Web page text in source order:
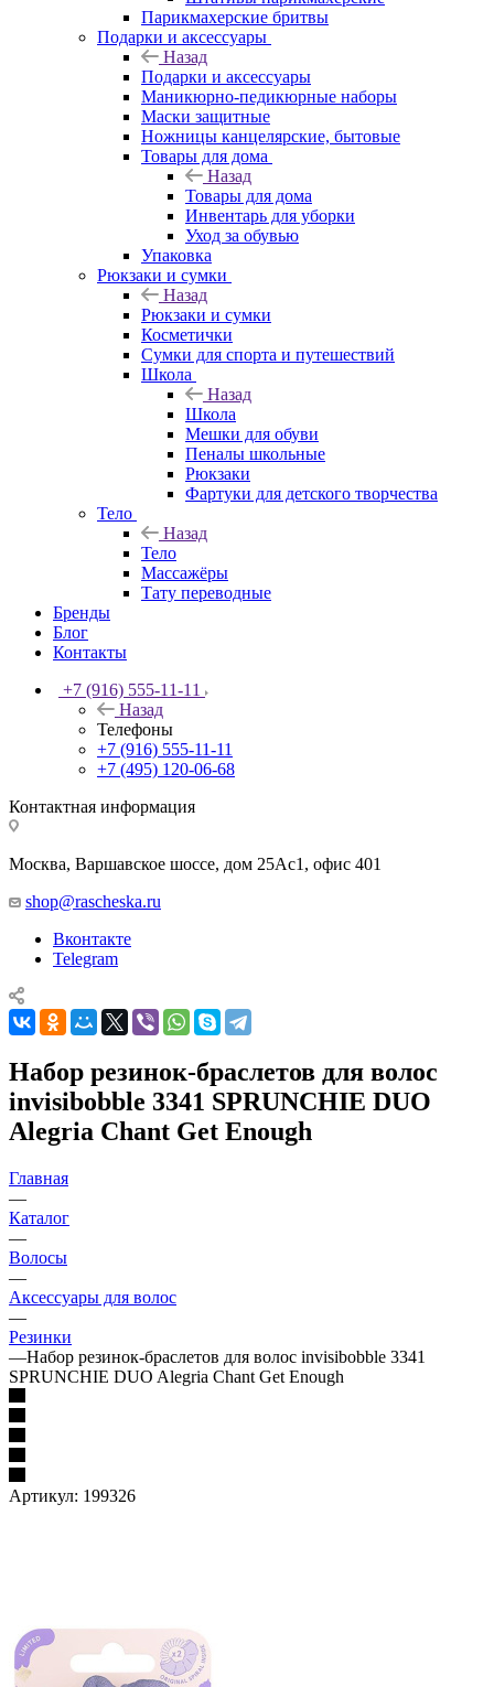
Парикмахерские бритвы
Подарки и аксессуары
Назад
Подарки и аксессуары
Маникюрно-педикюрные наборы
Маски защитные
Ножницы канцелярские, бытовые
Товары для дома
Назад
Товары для дома
Инвентарь для уборки
Уход за обувью
Упаковка
Рюкзаки и сумки
Назад
Рюкзаки и сумки
Косметички
Сумки для спорта и путешествий
Школа
Назад
Школа
Мешки для обуви
Пеналы школьные
Рюкзаки
Фартуки для детского творчества
Тело
Назад
Тело
Массажёры
Тату переводные
Бренды
Блог
Контакты
+7 (916) 555-11-11
Назад
Телефоны
+7 (916) 555-11-11
+7 (495) 120-06-68
Контактная информация
Москва, Варшавское шоссе, дом 25Аc1, офис 401
shop@rascheska.ru
Вконтакте
Telegram
Набор резинок-браслетов для волос
invisibobble 3341 SPRUNCHIE DUO
Alegria Chant Get Enough
Главная
—
Каталог
—
Волосы
—
Аксессуары для волос
—
Резинки
—Набор резинок-браслетов для волос invisibobble 3341
SPRUNCHIE DUO Alegria Chant Get Enough
Артикул: 199326